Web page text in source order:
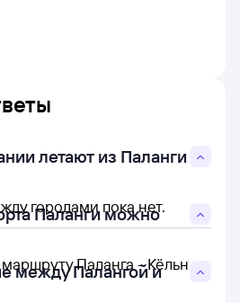
летают из Паланги
городами пока нет.
Паланги можно
Паланга - Кёльн
между Палангой и